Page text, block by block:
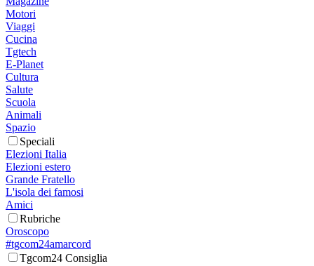
Motori
Viaggi
Cucina
Tgtech
E-Planet
Cultura
Salute
Scuola
Animali
Spazio
Speciali
Elezioni Italia
Elezioni estero
Grande Fratello
L'isola dei famosi
Amici
Rubriche
Oroscopo
#tgcom24amarcord
Tgcom24 Consiglia